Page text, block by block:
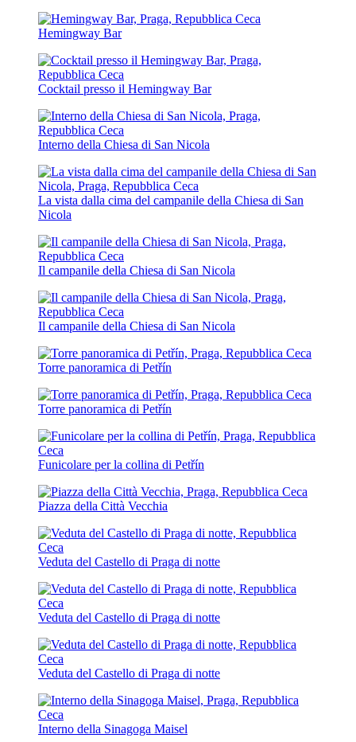
Hemingway Bar
Cocktail presso il Hemingway Bar
Interno della Chiesa di San Nicola
La vista dalla cima del campanile della Chiesa di San
Nicola
Il campanile della Chiesa di San Nicola
Il campanile della Chiesa di San Nicola
Torre panoramica di Petřín
Torre panoramica di Petřín
Funicolare per la collina di Petřín
Piazza della Città Vecchia
Veduta del Castello di Praga di notte
Veduta del Castello di Praga di notte
Veduta del Castello di Praga di notte
Interno della Sinagoga Maisel